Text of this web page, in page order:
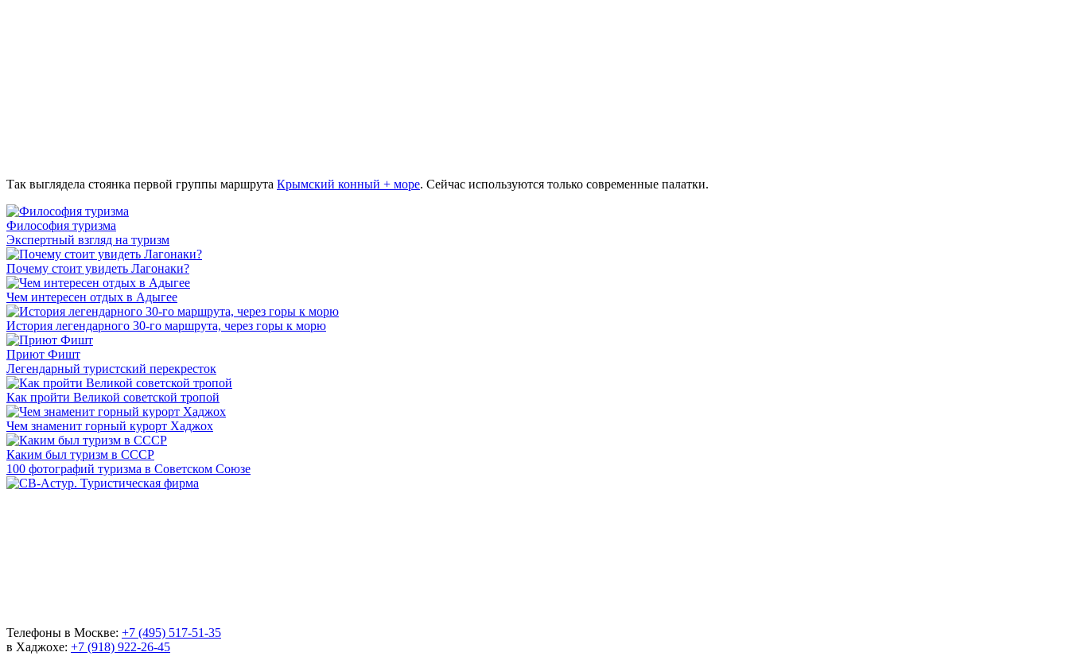
Так выглядела стоянка первой группы маршрута Крымский конный + море. Сейчас используются только современные палатки.
Философия туризма
Экспертный взгляд на туризм
Почему стоит увидеть Лагонаки?
Чем интересен отдых в Адыгее
История легендарного 30-го маршрута, через горы к морю
Приют Фишт
Легендарный туристский перекресток
Как пройти Великой советской тропой
Чем знаменит горный курорт Хаджох
Каким был туризм в СССР
100 фотографий туризма в Советском Союзе
Телефоны в Москве: +7 (495) 517-51-35
в Хаджохе: +7 (918) 922-26-45